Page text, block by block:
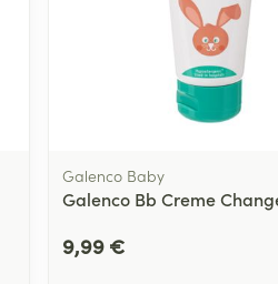
Galenco Baby
Galenco Bb Creme
9,99 €